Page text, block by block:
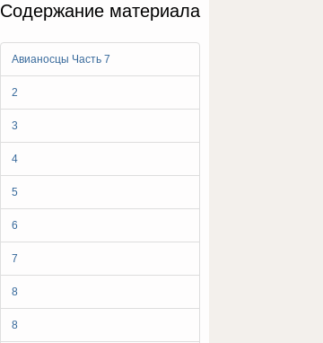
Содержание материала
Авианосцы Часть 7
2
3
4
5
6
7
8
8